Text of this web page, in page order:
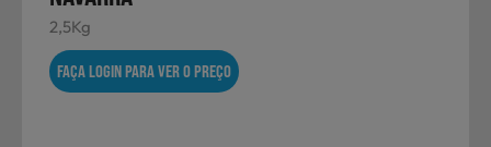
2,5Kg
FAÇA LOGIN PARA VER O PREÇO